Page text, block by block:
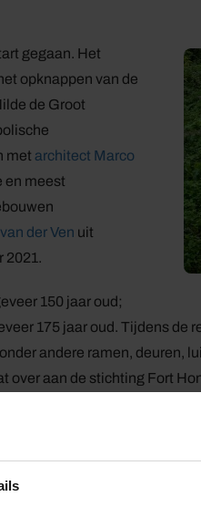
gegaan. Het
opknappen van de
de Groot
met architect Marco
en meest
der Ven uit
2021.
150 jaar oud;
175 jaar oud. Tijdens de
andere ramen, deuren,
over aan de stichting Fort
vanuit een Rijkssubsidie
2019-2020. Samen